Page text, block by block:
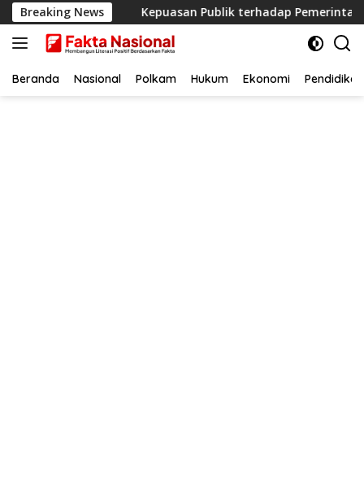
Langsung
ke
konten
Breaking NewsKepuasan Publik terhadap Pemerintahan
Beranda Nasional Polkam Hukum Ekonomi Pendidikan